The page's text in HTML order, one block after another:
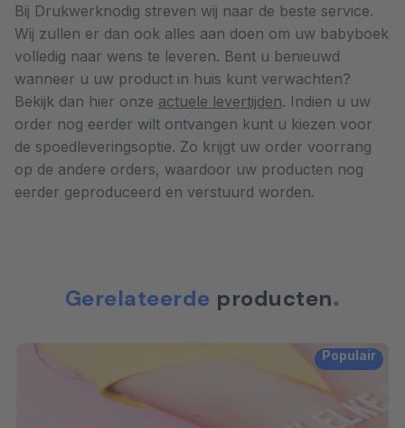
Bij Drukwerknodig streven wij naar de beste service.
Wij zullen er dan ook alles aan doen om uw babyboek
volledig naar wens te leveren. Bent u benieuwd
wanneer u uw product in huis kunt verwachten?
Bekijk dan hier onze actuele levertijden. Indien u uw
order nog eerder wilt ontvangen kunt u kiezen voor
de spoedleveringsoptie. Zo krijgt uw order voorrang
op de andere orders, waardoor uw producten nog
eerder geproduceerd en verstuurd worden.
Gerelateerde producten
Populair